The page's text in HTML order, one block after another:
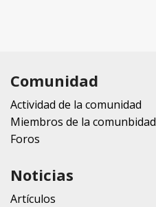
Comunidad
Actividad de la comunidad
Miembros de la comunbidad
Foros
Noticias
Artículos